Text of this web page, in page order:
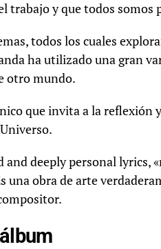
trabajo y que todos somos
todos los cuales
ha utilizado una gran
otro mundo.
que invita a la reflexión
deeply personal lyrics,
una obra de arte